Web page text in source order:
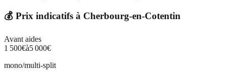
💰 Prix indicatifs à Cherbourg-en-Cotentin
Avant aides
1 500€à5 000€
mono/multi-split